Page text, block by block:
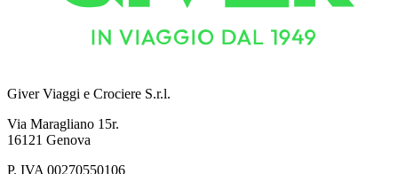
Giver Viaggi e Crociere S.r.l.
Via Maragliano 15r.
16121 Genova
P. IVA 00270550106